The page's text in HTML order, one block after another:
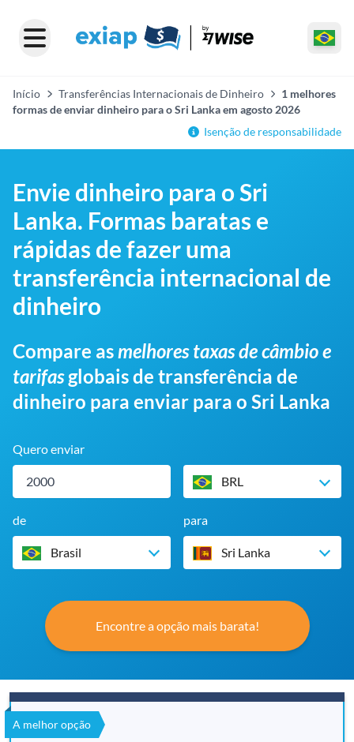
Início Transferências Internacionais de Dinheiro
1 melhores
formas de enviar dinheiro para o Sri Lanka em agosto 2026
Isenção de responsabilidade
Envie dinheiro para o Sri
Lanka. Formas baratas e
rápidas de fazer uma
transferência internacional de
dinheiro
Compare asmelhores taxas de câmbio e
tarifasglobais de transferência de
dinheiro para enviar para o Sri Lanka
Quero enviar
BRL
de
Brasil
para
Sri Lanka
Encontre a opção mais barata!
A melhor opção